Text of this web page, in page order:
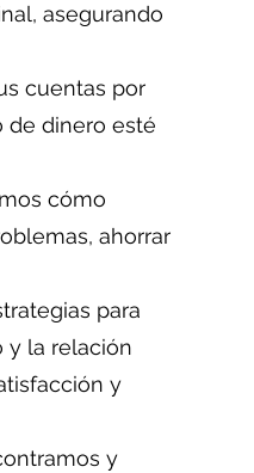
asegurando
cuentas por
de dinero esté
cómo
ahorrar
para
y la relación
y
y